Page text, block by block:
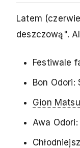
Latem
deszczową".
Festiwale
Bon
Gion
Awa